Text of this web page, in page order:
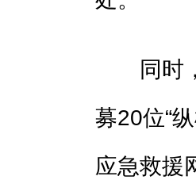
同时，
募20位“
应急救援